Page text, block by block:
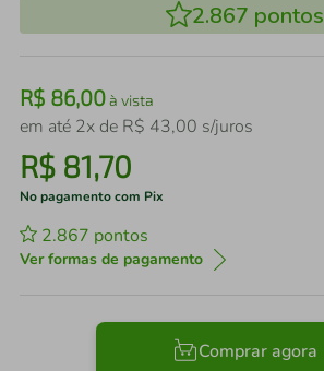
2.867 pontos
R$ 86,00à vista
em até 2x de R$ 43,00 s/juros
R$ 81,70
No pagamento com Pix
2.867 pontos
Ver formas de pagamento
Comprar agora